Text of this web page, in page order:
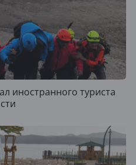
иностранного туриста